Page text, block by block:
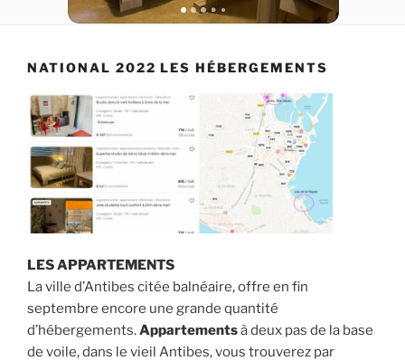
NATIONAL 2022 LES HÉBERGEMENTS
LES APPARTEMENTS
La ville d’Antibes citée balnéaire, offre en fin
septembre encore une grande quantité
d’hébergements.Appartementsà deux pas de la base
de voile, dans le vieil Antibes, vous trouverez par